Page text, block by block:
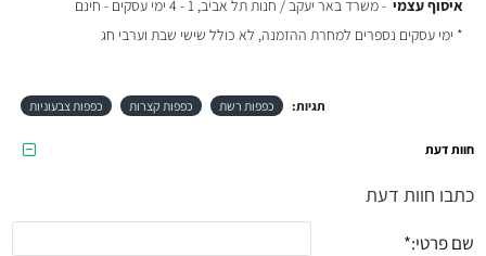
איסוף עצמי - משרד באר יעקב / חנות תל אביב, 1 - 4 ימי עסקים - חינם
* ימי עסקים נספרים למחרת ההזמנה, לא כולל שישי שבת וערבי חג
תגיות: כפפות רשת כפפות קצרות כפפות צבעוניות
חוות דעת
כתבו חוות דעת
שם פרטי: